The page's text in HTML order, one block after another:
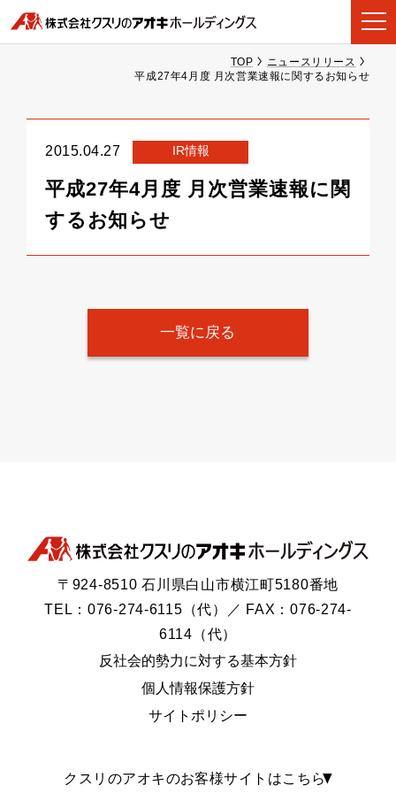
TOP
ニュースリリース
平成27年4月度 月次営業速報に関するお知らせ
2015.04.27 IR情報
平成27年4月度 月次営業速報に関
するお知らせ
一覧に戻る
〒924-8510 石川県白山市横江町5180番地
TEL：076-274-6115（代）／ FAX：076-274-
6114（代）
反社会的勢力に対する基本方針
個人情報保護方針
サイトポリシー
クスリのアオキのお客様サイトはこちら